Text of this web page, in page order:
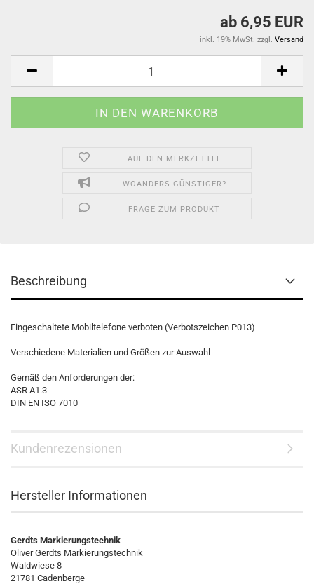
ab 6,95 EUR
inkl. 19% MwSt. zzgl. Versand
AUF DEN MERKZETTEL
WOANDERS GÜNSTIGER?
FRAGE ZUM PRODUKT
Beschreibung
Eingeschaltete Mobiltelefone verboten (Verbotszeichen P013)
Verschiedene Materialien und Größen zur Auswahl
Gemäß den Anforderungen der:
ASR A1.3
DIN EN ISO 7010
Kundenrezensionen
Hersteller Informationen
Gerdts Markierungstechnik
Oliver Gerdts Markierungstechnik
Waldwiese 8
21781 Cadenberge